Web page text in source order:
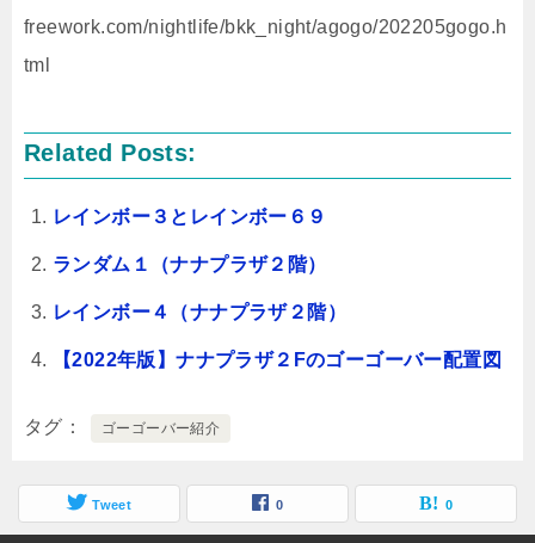
freework.com/nightlife/bkk_night/agogo/202205gogo.h
tml
Related Posts:
レインボー３とレインボー６９
ランダム１（ナナプラザ２階）
レインボー４（ナナプラザ２階）
【2022年版】ナナプラザ２Fのゴーゴーバー配置図
タグ ゴーゴーバー紹介
Tweet 0 0